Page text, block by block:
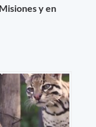
y en